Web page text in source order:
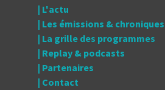
| L'actu
| Les émissions & chroniques
| La grille des programmes
| Replay & podcasts
| Partenaires
| Contact